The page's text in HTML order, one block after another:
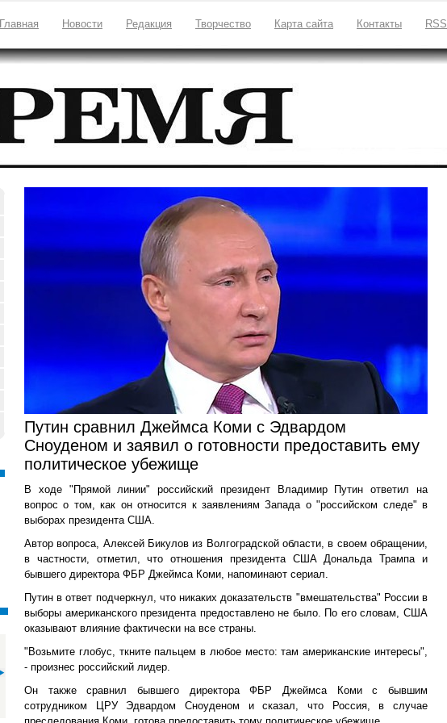
Главная Новости Редакция Творчество Карта сайта Контакты RSS
Путин сравнил Джеймса Коми с Эдвардом
Сноуденом и заявил о готовности предоставить ему
политическое убежище
В ходе "Прямой линии" российский президент Владимир Путин ответил на
вопрос о том, как он относится к заявлениям Запада о "российском следе" в
выборах президента США.
Автор вопроса, Алексей Бикулов из Волгоградской области, в своем обращении,
в частности, отметил, что отношения президента США Дональда Трампа и
бывшего директора ФБР Джеймса Коми, напоминают сериал.
Путин в ответ подчеркнул, что никаких доказательств "вмешательства" России в
выборы американского президента предоставлено не было. По его словам, США
оказывают влияние фактически на все страны.
"Возьмите глобус, ткните пальцем в любое место: там американские интересы",
- произнес российский лидер.
Он также сравнил бывшего директора ФБР Джеймса Коми с бывшим
сотрудником ЦРУ Эдвардом Сноуденом и сказал, что Россия, в случае